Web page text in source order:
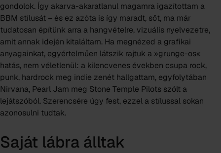
gondolok. Így akarva-akaratlanul magamra igazítottam a
BBM stílusát – és ez azóta is így maradt, sőt, ma már
tudatosan építünk arra a hangvételre, vizuális nyelvezetre,
amit annak idején kitaláltam. Ha megnézed a grafikai
anyagainkat, egyértelműen látszik rajtuk a »grunge-os«
hatás, nem véletlenül: a kilencvenes években csupa rock,
punk, hardrock meg indie zenét hallgattam, egyfolytában
Nirvana, Pearl Jam meg Stone Temple Pilots szólt a
lejátszóból. Szerencsére úgy fest, ezzel a stílussal sokan
azonosulni tudtak.
Saját lábra álltak